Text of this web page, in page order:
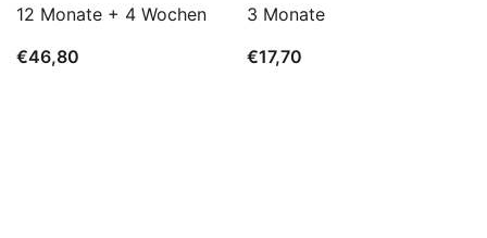
12 Monate + 4 Wochen
€46,80
3 Monate
€17,70